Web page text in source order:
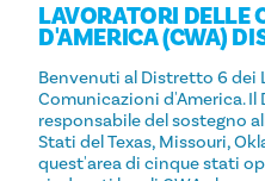
LAVORATORI DELLE
D'AMERICA (CWA)
Benvenuti al Distretto 6 dei
Comunicazioni d'America. Il
responsabile del sostegno
Stati del Texas, Missouri,
quest'area di cinque stati